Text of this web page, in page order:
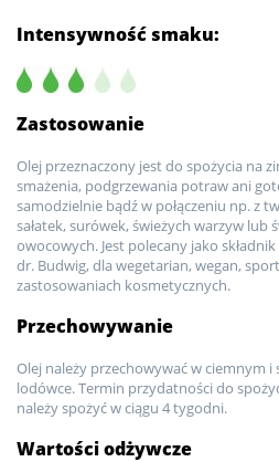
Intensywność smaku:
Zastosowanie
Olej przeznaczony jest do spożycia na
smażenia, podgrzewania potraw ani
samodzielnie bądź w połączeniu np. z
sałatek, surówek, świeżych warzyw lub
owocowych. Jest polecany jako
dr. Budwig, dla wegetarian, wegan,
zastosowaniach kosmetycznych.
Przechowywanie
Olej należy przechowywać w ciemnym
lodówce. Termin przydatności do
należy spożyć w ciągu 4 tygodni.
Wartości odżywcze